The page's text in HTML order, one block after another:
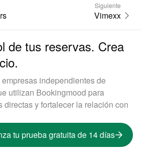
Siguiente
Vimexx
de tus reservas. Crea
independientes de
utilizan Bookingmood para
directas y fortalecer la relación con
tu prueba gratuita de 14 días